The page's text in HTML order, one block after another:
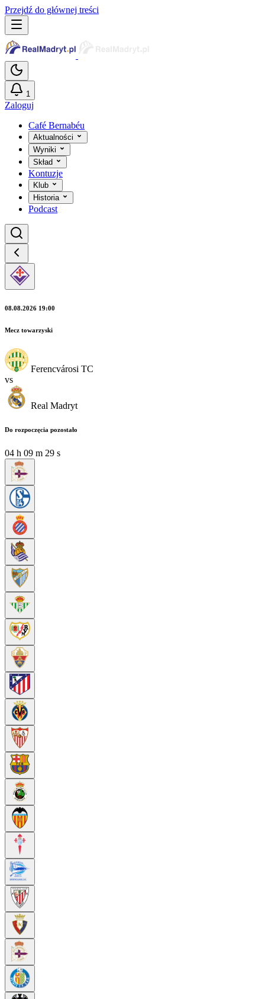
Przejdź do głównej treści
1
Zaloguj
Café Bernabéu
Aktualności
Wyniki
Skład
Kontuzje
Klub
Historia
Podcast
08.08.2026 19:00
Mecz towarzyski
Ferencvárosi TC
vs
Real Madryt
Do rozpoczęcia pozostało
04 h 09 m 29 s